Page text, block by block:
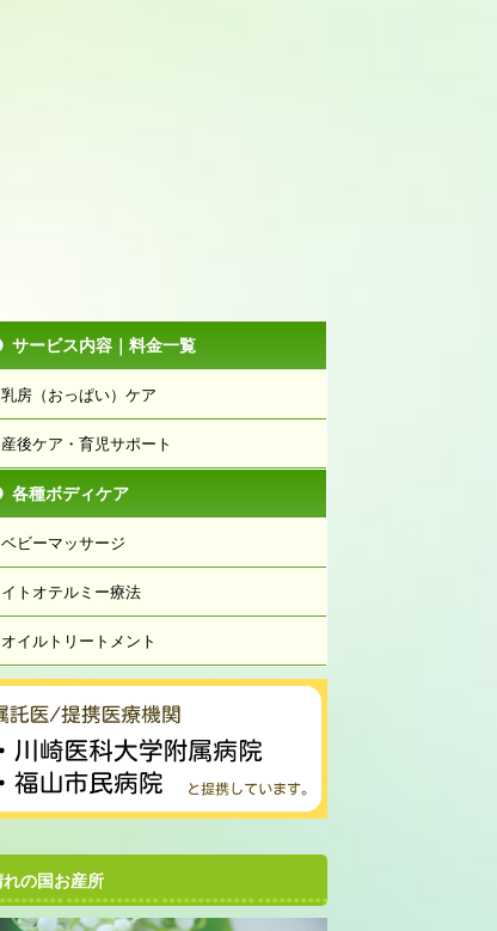
サービス内容｜料金一覧
乳房（おっぱい）ケア
産後ケア・育児サポート
各種ボディケア
ベビーマッサージ
イトオテルミー療法
オイルトリートメント
れの国お産所